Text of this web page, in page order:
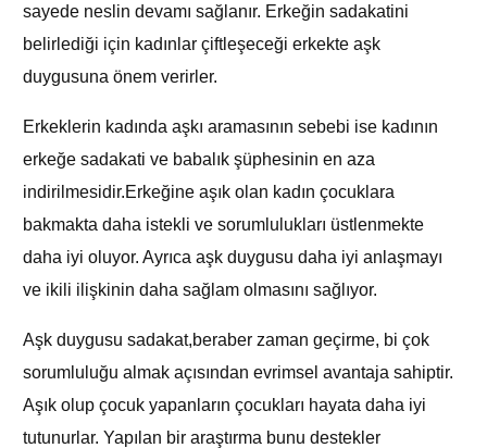
sayede neslin devamı sağlanır. Erkeğin sadakatini
belirlediği için kadınlar çiftleşeceği erkekte aşk
duygusuna önem verirler.
Erkeklerin kadında aşkı aramasının sebebi ise kadının
erkeğe sadakati ve babalık şüphesinin en aza
indirilmesidir.Erkeğine aşık olan kadın çocuklara
bakmakta daha istekli ve sorumlulukları üstlenmekte
daha iyi oluyor. Ayrıca aşk duygusu daha iyi anlaşmayı
ve ikili ilişkinin daha sağlam olmasını sağlıyor.
Aşk duygusu sadakat,beraber zaman geçirme, bi çok
sorumluluğu almak açısından evrimsel avantaja sahiptir.
Aşık olup çocuk yapanların çocukları hayata daha iyi
tutunurlar. Yapılan bir araştırma bunu destekler